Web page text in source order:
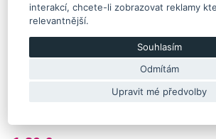
interakcí,chcete-li zobrazovat reklamy
relevantnější.
Souhlasím
Odmítám
Upravit mé předvolby
Matice kola, uzavřená - Impreza